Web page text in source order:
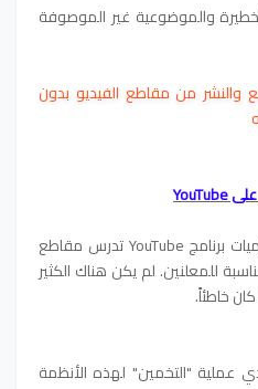
والموضوعية غير الموصوفة
من مقاطع الفيديو بدون
في السابق ، كانت برامج وخوارزميات برنامج YouTube تدرس مقاطع
للمعلنين. لم يكن هناك الكثير
خاطئاً.
عملية "التخمين" لهذه الأنظمة